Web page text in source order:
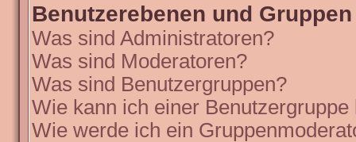
Benutzerebenen und Gruppen
Was sind Administratoren?
Was sind Moderatoren?
Was sind Benutzergruppen?
Wie kann ich einer Benutzergruppe
Wie werde ich ein